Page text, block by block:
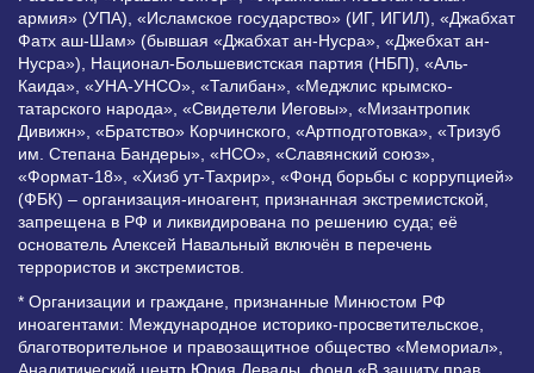
армия» (УПА), «Исламское государство» (ИГ, ИГИЛ), «Джабхат
Фатх аш-Шам» (бывшая «Джабхат ан-Нусра», «Джебхат ан-
Нусра»), Национал-Большевистская партия (НБП), «Аль-
Каида», «УНА-УНСО», «Талибан», «Меджлис крымско-
татарского народа», «Свидетели Иеговы», «Мизантропик
Дивижн», «Братство» Корчинского, «Артподготовка», «Тризуб
им. Степана Бандеры», «НСО», «Славянский союз»,
«Формат-18», «Хизб ут-Тахрир», «Фонд борьбы с коррупцией»
(ФБК) – организация-иноагент, признанная экстремистской,
запрещена в РФ и ликвидирована по решению суда; её
основатель Алексей Навальный включён в перечень
террористов и экстремистов.
* Организации и граждане, признанные Минюстом РФ
иноагентами: Международное историко-просветительское,
благотворительное и правозащитное общество «Мемориал»,